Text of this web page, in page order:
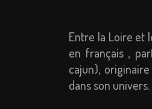
Entre la Loire et
en français ,
cajun),
dans son univers.